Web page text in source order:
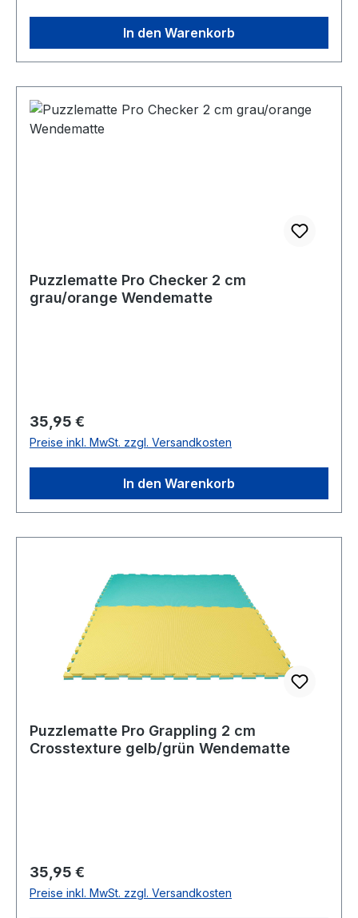
In den Warenkorb
Puzzlematte Pro Checker 2 cm
grau/orange Wendematte
Regulärer Preis:
35,95 €
Preise inkl. MwSt. zzgl. Versandkosten
In den Warenkorb
Puzzlematte Pro Grappling 2 cm
Crosstexture gelb/grün Wendematte
Regulärer Preis:
35,95 €
Preise inkl. MwSt. zzgl. Versandkosten